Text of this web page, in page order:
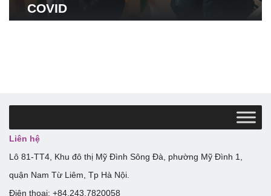
COVID
Liên hệ
Lô 81-TT4, Khu đô thị Mỹ Đình Sông Đà, phường Mỹ Đình 1,
quận Nam Từ Liêm, Tp Hà Nội.
Điện thoại: +84.243.7820058